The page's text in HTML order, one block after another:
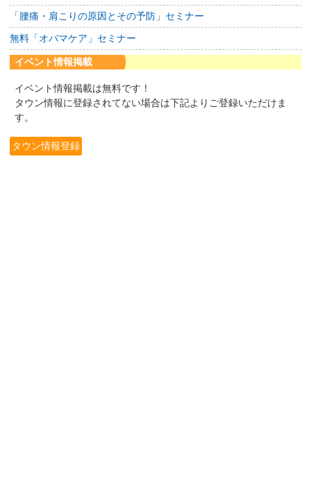
「腰痛・肩こりの原因とその予防」セミナー
無料「オバマケア」セミナー
イベント情報掲載
イベント情報掲載は無料です！
タウン情報に登録されてない場合は下記よりご登録いただけま
す。
タウン情報登録